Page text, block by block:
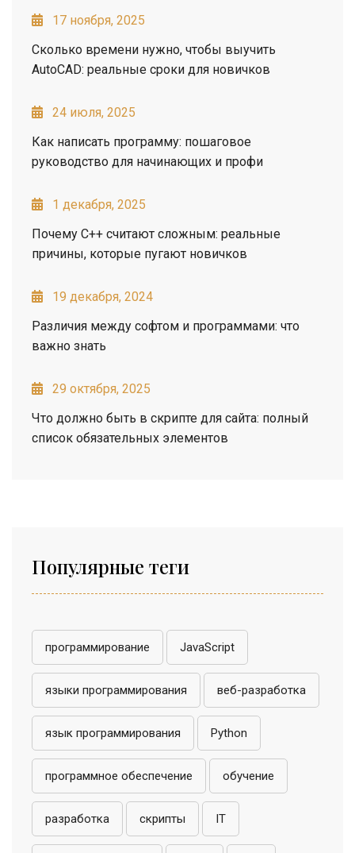
17 ноября, 2025
Сколько времени нужно, чтобы выучить
AutoCAD: реальные сроки для новичков
24 июля, 2025
Как написать программу: пошаговое
руководство для начинающих и профи
1 декабря, 2025
Почему C++ считают сложным: реальные
причины, которые пугают новичков
19 декабря, 2024
Различия между софтом и программами: что
важно знать
29 октября, 2025
Что должно быть в скрипте для сайта: полный
список обязательных элементов
Популярные теги
программирование JavaScript
языки программирования веб-разработка
язык программирования Python
программное обеспечение обучение
разработка скрипты IT